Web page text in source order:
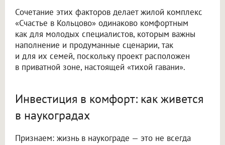
Сочетание этих факторов делает жилой комплекс
«Счастье в Кольцово» одинаково комфортным
как для молодых специалистов, которым важны
наполнение и продуманные сценарии, так
и для их семей, поскольку проект расположен
в приватной зоне, настоящей «тихой гавани».
Инвестиция в комфорт: как живется
в наукоградах
Признаем: жизнь в наукограде — это не всегда